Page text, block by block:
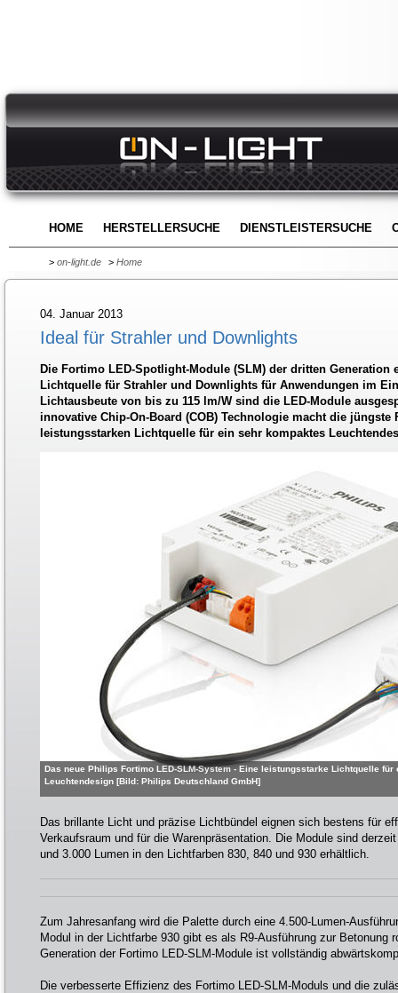
HOME HERSTELLERSUCHE DIENSTLEISTERSUCHE
> on-light.de > Home
04. Januar 2013
Ideal für Strahler und Downlights
Die Fortimo LED-Spotlight-Module (SLM) der dritten Generation
Lichtquelle für Strahler und Downlights für Anwendungen im
Lichtausbeute von bis zu 115 lm/W sind die LED-Module
innovative Chip-On-Board (COB) Technologie macht die jüngste
leistungsstarken Lichtquelle für ein sehr kompaktes
Das neue Philips Fortimo LED-SLM-System - Eine leistungsstarke Lichtquelle
Leuchtendesign [Bild: Philips Deutschland GmbH]
Das brillante Licht und präzise Lichtbündel eignen sich bestens für
Verkaufsraum und für die Warenpräsentation. Die Module sind
und 3.000 Lumen in den Lichtfarben 830, 840 und 930 erhältlich.
Zum Jahresanfang wird die Palette durch eine 4.500-Lumen-
Modul in der Lichtfarbe 930 gibt es als R9-Ausführung zur Betonung
Generation der Fortimo LED-SLM-Module ist vollständig
Die verbesserte Effizienz des Fortimo LED-SLM-Moduls und die